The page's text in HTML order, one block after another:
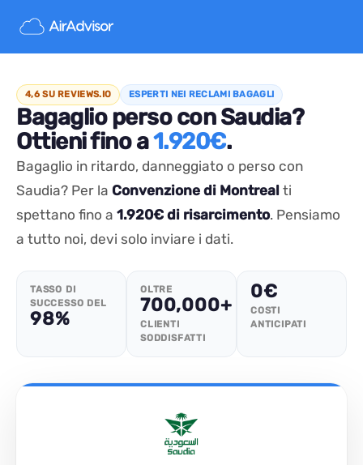
4,6 SU REVIEWS.IO ESPERTI NEI RECLAMI BAGAGLI
Bagaglio perso con Saudia?
Ottieni fino a1.920€.
Bagaglio in ritardo, danneggiato o perso con
Saudia? Per la Convenzione di Montreal ti
spettano fino a 1.920€ di risarcimento. Pensiamo
a tutto noi, devi solo inviare i dati.
TASSO DI
SUCCESSO DEL
98%
OLTRE
700,000+
CLIENTI
SODDISFATTI
0€
COSTI
ANTICIPATI